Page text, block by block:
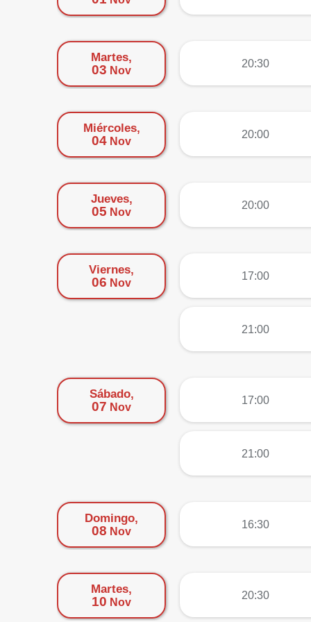
Martes,
03 Nov
20:30
Miércoles,
04 Nov
20:00
Jueves,
05 Nov
20:00
Viernes,
06 Nov
17:00
21:00
Sábado,
07 Nov
17:00
21:00
Domingo,
08 Nov
16:30
Martes,
10 Nov
20:30